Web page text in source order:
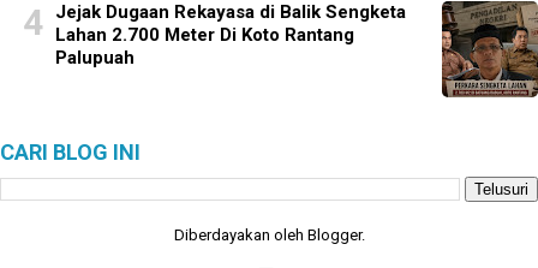
Jejak Dugaan Rekayasa di Balik Sengketa
Lahan 2.700 Meter Di Koto Rantang
Palupuah
CARI BLOG INI
Diberdayakan oleh Blogger.